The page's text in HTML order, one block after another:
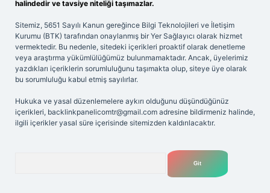
halindedir ve tavsiye niteliği taşımazlar.
Sitemiz, 5651 Sayılı Kanun gereğince Bilgi Teknolojileri ve İletişim
Kurumu (BTK) tarafından onaylanmış bir Yer Sağlayıcı olarak hizmet
vermektedir. Bu nedenle, sitedeki içerikleri proaktif olarak denetleme
veya araştırma yükümlülüğümüz bulunmamaktadır. Ancak, üyelerimiz
yazdıkları içeriklerin sorumluluğunu taşımakta olup, siteye üye olarak
bu sorumluluğu kabul etmiş sayılırlar.
Hukuka ve yasal düzenlemelere aykırı olduğunu düşündüğünüz
içerikleri, backlinkpanelicomtr@gmail.com adresine bildirmeniz halinde,
ilgili içerikler yasal süre içerisinde sitemizden kaldırılacaktır.